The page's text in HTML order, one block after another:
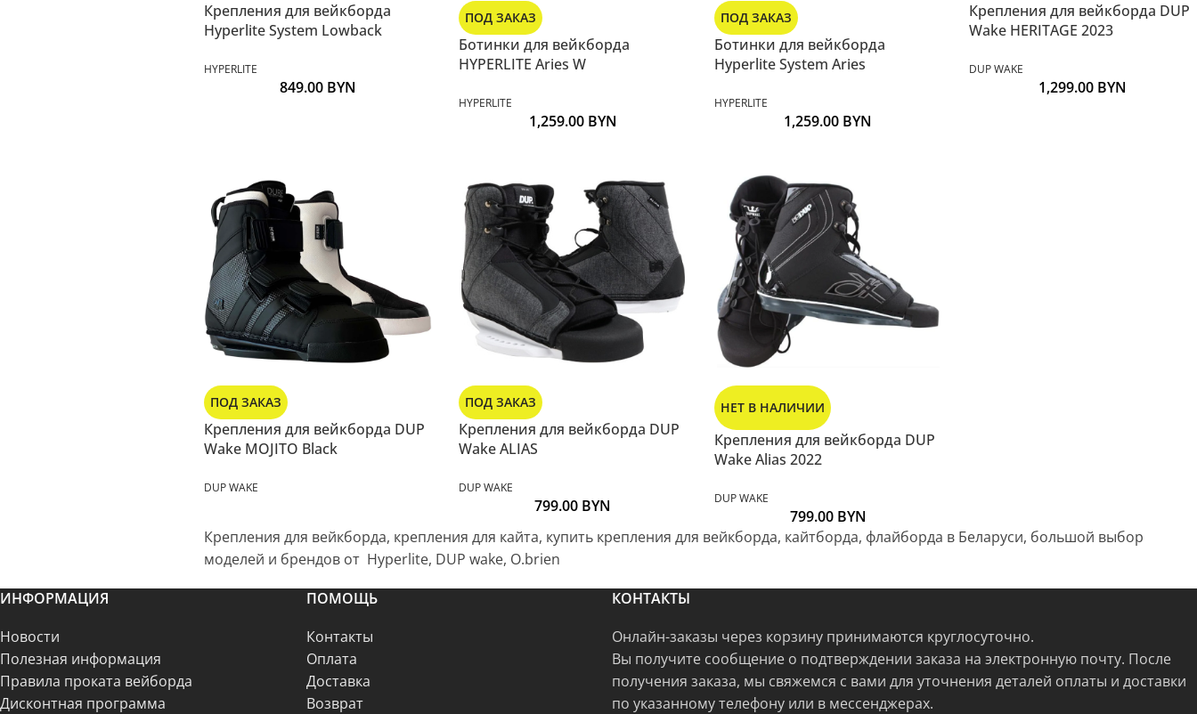
Крепления для вейкборда
Hyperlite System Lowback
HYPERLITE
849.00 BYN
ПОД ЗАКАЗ
Ботинки для вейкборда
HYPERLITE Aries W
HYPERLITE
1,259.00 BYN
ПОД ЗАКАЗ
Ботинки для вейкборда
Hyperlite System Aries
HYPERLITE
1,259.00 BYN
Крепления для вейкборда DUP
Wake HERITAGE 2023
DUP WAKE
1,299.00 BYN
ПОД ЗАКАЗ
Крепления для вейкборда DUP
Wake MOJITO Black
DUP WAKE
ПОД ЗАКАЗ
Крепления для вейкборда DUP
Wake ALIAS
DUP WAKE
799.00 BYN
НЕТ В НАЛИЧИИ
Крепления для вейкборда DUP
Wake Alias 2022
DUP WAKE
799.00 BYN
Крепления для вейкборда, крепления для кайта, купить крепления для вейкборда, кайтборда, флайборда в Беларуси, большой выбор
моделей и брендов от Hyperlite, DUP wake, O.brien
ИНФОРМАЦИЯ
Новости
Полезная информация
Правила проката вейборда
Дисконтная программа
ПОМОЩЬ
Контакты
Оплата
Доставка
Возврат
КОНТАКТЫ
Онлайн-заказы через корзину принимаются круглосуточно.
Вы получите сообщение о подтверждении заказа на электронную почту. После
получения заказа, мы свяжемся с вами для уточнения деталей оплаты и доставки
по указанному телефону или в мессенджерах.